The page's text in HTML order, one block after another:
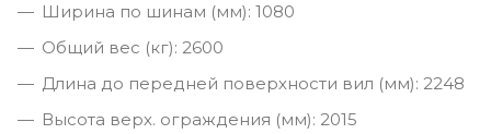
Ширина по шинам (мм): 1080
Общий вес (кг): 2600
Длина до передней поверхности вил (мм): 2248
Высота верх. ограждения (мм): 2015